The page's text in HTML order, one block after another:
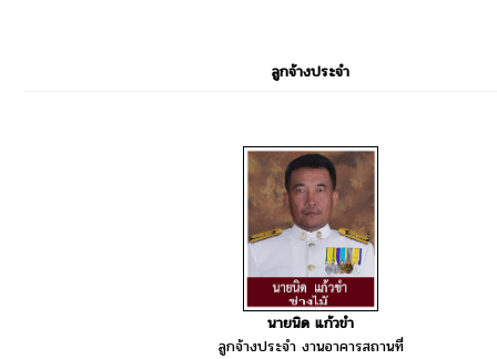
ลูกจ้างประจำ
นายนิด แก้วขำ
ลูกจ้างประจำ งานอาคารสถานที่